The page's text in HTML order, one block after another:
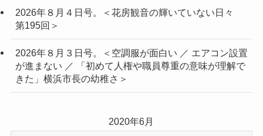
2026年８月４日号。＜花房観音の輝いていない日々
第195回＞
2026年８月３日号。＜空調服が面白い ／ エアコン設置
が進まない ／ 「初めて人権や職員尊重の意味が理解で
きた」横浜市長の幼稚さ＞
2020年6月